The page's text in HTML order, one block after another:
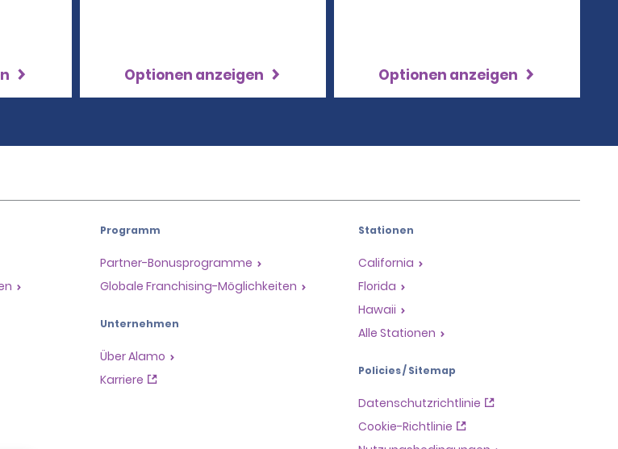
Optionen anzeigen Optionen anzeigen
Programm
Partner-Bonusprogramme
Globale Franchising-Möglichkeiten
Unternehmen
Über Alamo
Karriere
Stationen
California
Florida
Hawaii
Alle Stationen
Policies / Sitemap
Datenschutzrichtlinie
Cookie-Richtlinie